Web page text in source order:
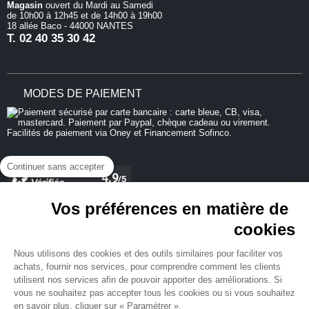
Continuer sans accepter
Vos préférences en matière de
cookies
Nous utilisons des cookies et des outils similaires pour faciliter vos
achats, fournir nos services, pour comprendre comment les clients
utilisent nos services afin de pouvoir apporter des améliorations. Si
vous ne souhaitez pas accepter tous les cookies ou si vous souhaitez
en savoir plus, cliquer sur « Paramétrer ».
Magasin ouvert du Mardi au Samedi
de 10h00 à 12h45 et de 14h00 à 19h00
18 allée Baco - 44000 NANTES
T. 02 40 35 30 42
MODES DE PAIEMENT